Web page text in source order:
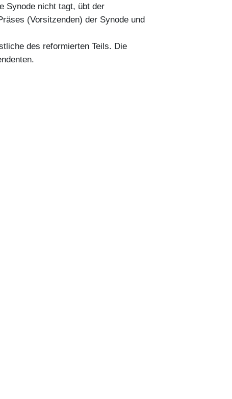
Synode nicht tagt, übt der
(Vorsitzenden) der Synode und
des reformierten Teils. Die